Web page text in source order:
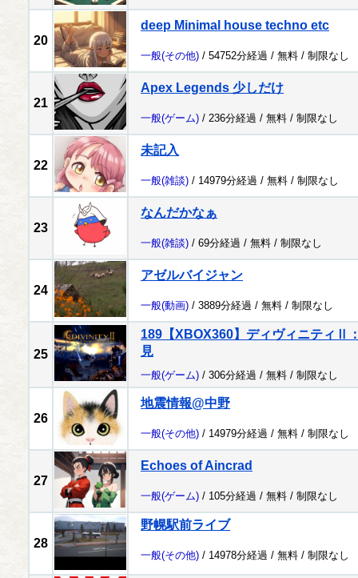
20
deep Minimal house techno etc
一般(その他) / 54752分経過 / 無料 / 制限なし
21
Apex Legends 少しだけ
一般(ゲーム) / 236分経過 / 無料 / 制限なし
22
未記入
一般(雑談) / 14979分経過 / 無料 / 制限なし
23
なんだかなぁ
一般(雑談) / 69分経過 / 無料 / 制限なし
24
アゼルバイジャン
一般(動画) / 3889分経過 / 無料 / 制限なし
25
189【XBOX360】ディヴィニティⅡ
見
一般(ゲーム) / 306分経過 / 無料 / 制限なし
26
地震情報@中野
一般(その他) / 14979分経過 / 無料 / 制限なし
27
Echoes of Aincrad
一般(ゲーム) / 105分経過 / 無料 / 制限なし
28
野幌駅前ライブ
一般(その他) / 14978分経過 / 無料 / 制限なし